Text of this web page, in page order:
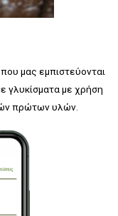
μας εμπιστεύονται
γλυκίσματα με χρήση
πρώτων υλών.